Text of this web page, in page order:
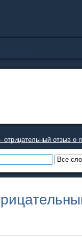
отзыв о